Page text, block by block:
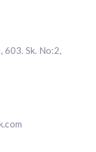
603. Sk. No:2,